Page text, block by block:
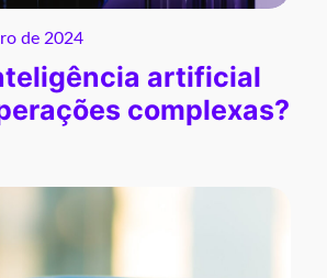
de 2024
artificial
complexas?